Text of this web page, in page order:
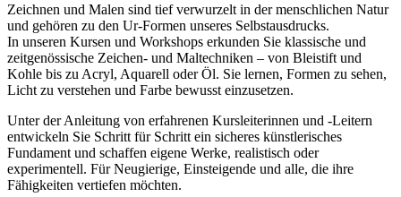
Zeichnen und Malen sind tief verwurzelt in der menschlichen Natur
und gehören zu den Ur-Formen unseres Selbstausdrucks.
In unseren Kursen und Workshops erkunden Sie klassische und
zeitgenössische Zeichen- und Maltechniken – von Bleistift und
Kohle bis zu Acryl, Aquarell oder Öl. Sie lernen, Formen zu sehen,
Licht zu verstehen und Farbe bewusst einzusetzen.
Unter der Anleitung von erfahrenen Kursleiterinnen und -Leitern
entwickeln Sie Schritt für Schritt ein sicheres künstlerisches
Fundament und schaffen eigene Werke, realistisch oder
experimentell. Für Neugierige, Einsteigende und alle, die ihre
Fähigkeiten vertiefen möchten.